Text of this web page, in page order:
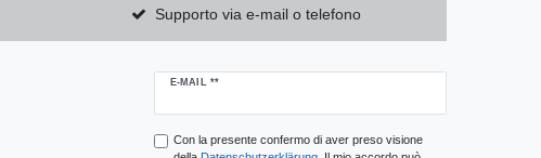
Supporto via e-mail o telefono
E-MAIL **
Ceres::Template.newsletterHoneypotLabel
Con la presente confermo di aver preso visione